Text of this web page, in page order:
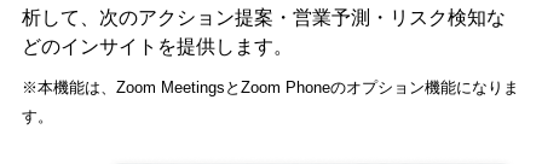
析して、次のアクション提案・営業予測・リスク検知な
どのインサイトを提供します。
※本機能は、Zoom MeetingsとZoom Phoneのオプション機能になりま
す。